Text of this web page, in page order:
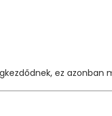
ez azonban